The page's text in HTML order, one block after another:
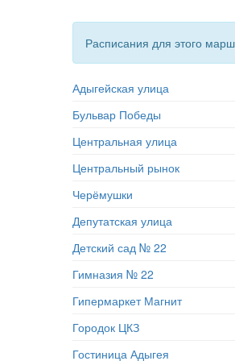
Расписания для этого
Адыгейская улица
Бульвар Победы
Центральная улица
Центральный рынок
Черёмушки
Депутатская улица
Детский сад № 22
Гимназия № 22
Гипермаркет Магнит
Городок ЦКЗ
Гостиница Адыгея